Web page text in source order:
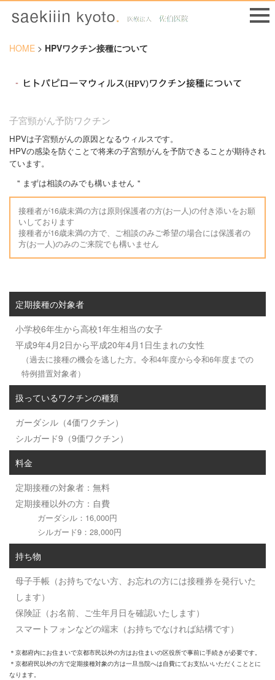
HOME > HPVワクチン接種について
子宮頸がん予防ワクチン
HPVは子宮頸がんの原因となるウィルスです。
HPVの感染を防ぐことで将来の子宮頸がんを予防できることが期待され
ています。
まずは相談のみでも構いません
接種者が16歳未満の方は原則保護者の方(お一人)の付き添いをお願
いしております
接種者が16歳未満の方で、ご相談のみご希望の場合には保護者の
方(お一人)のみのご来院でも構いません
定期接種の対象者
小学校6年生から高校1年生相当の女子
平成9年4月2日から平成20年4月1日生まれの女性
（過去に接種の機会を逃した方。令和4年度から令和6年度までの
特例措置対象者）
扱っているワクチンの種類
ガーダシル（4価ワクチン）
シルガード9（9価ワクチン）
料金
定期接種の対象者：無料
定期接種以外の方：自費
ガーダシル：16,000円
シルガード9：28,000円
持ち物
母子手帳（お持ちでない方、お忘れの方には接種券を発行いた
します）
保険証（お名前、ご生年月日を確認いたします）
スマートフォンなどの端末（お持ちでなければ結構です）
＊京都府内にお住まいで京都市民以外の方はお住まいの区役所で事前に手続きが必要です。
＊京都府民以外の方で定期接種対象の方は一旦当院へは自費にてお支払いいただくこととに
なります。